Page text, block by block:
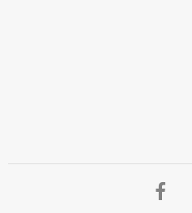
El Título es incorrecto